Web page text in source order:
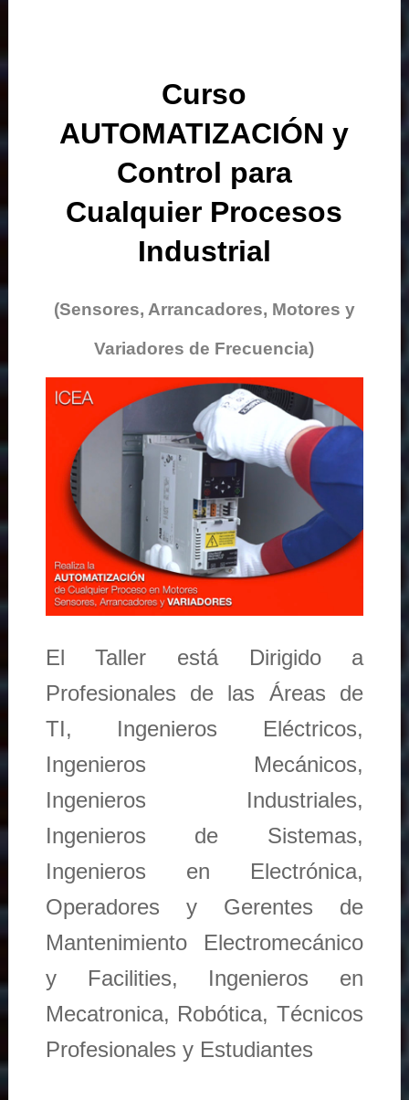
Curso
AUTOMATIZACIÓN y
Control para
Cualquier Procesos
Industrial
(Sensores, Arrancadores, Motores y
Variadores de Frecuencia)
El Taller está Dirigido a
Profesionales de las Áreas de
TI, Ingenieros Eléctricos,
Ingenieros Mecánicos,
Ingenieros Industriales,
Ingenieros de Sistemas,
Ingenieros en Electrónica,
Operadores y Gerentes de
Mantenimiento Electromecánico
y Facilities, Ingenieros en
Mecatronica, Robótica, Técnicos
Profesionales y Estudiantes